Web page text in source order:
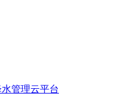
管理云平台